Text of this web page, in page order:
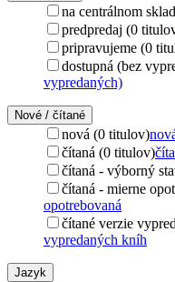
na centrálnom
predpredaj (0
pripravujeme (0
dostupná (bez
vypredaných)
Nové / čítané
nová (0 titulov)
čítaná (0 titulov)
čítaná - výborný
čítaná - mierne
opotrebovaná
čítané verzie
vypredaných kníh
Jazyk